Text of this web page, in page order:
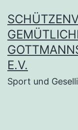
Inhalt
springen
E.V.
Sport und